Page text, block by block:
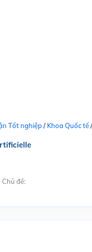
Tốt nghiệp/ Khoa Quốc tế/
Chủ đề: